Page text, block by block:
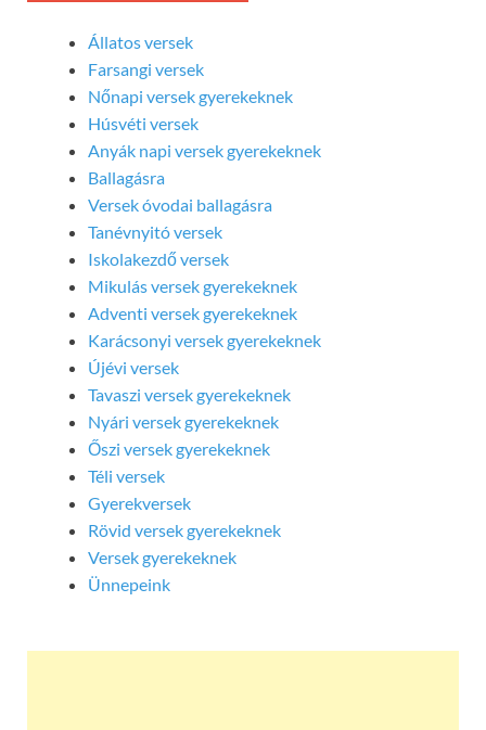
Állatos versek
Farsangi versek
Nőnapi versek gyerekeknek
Húsvéti versek
Anyák napi versek gyerekeknek
Ballagásra
Versek óvodai ballagásra
Tanévnyitó versek
Iskolakezdő versek
Mikulás versek gyerekeknek
Adventi versek gyerekeknek
Karácsonyi versek gyerekeknek
Újévi versek
Tavaszi versek gyerekeknek
Nyári versek gyerekeknek
Őszi versek gyerekeknek
Téli versek
Gyerekversek
Rövid versek gyerekeknek
Versek gyerekeknek
Ünnepeink